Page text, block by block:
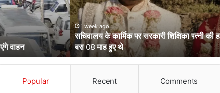
शिक्षिका
पत्नी
की
हत्या
का
आरोप,
शादी
1 week ago
सचिवालय के कार्मिक पर सरकारी शिक्षिका पत्नी की हत्या का आरोप, शादी को
बस 08 माह हुए थे
Popular Recent Comments